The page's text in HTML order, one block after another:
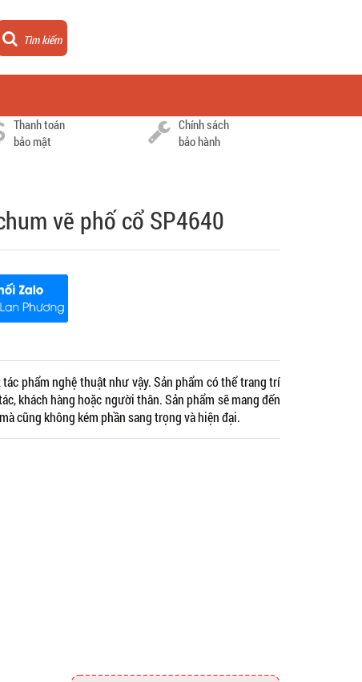
Tìm kiếm
Thanh toán
bảo mật
Chính sách
bảo hành
vẽ phố cổ SP4640
phẩm nghệ thuật như vậy. Sản phẩm có thể trang trí
khách hàng hoặc người thân. Sản phẩm sẽ mang đến
cũng không kém phần sang trọng và hiện đại.